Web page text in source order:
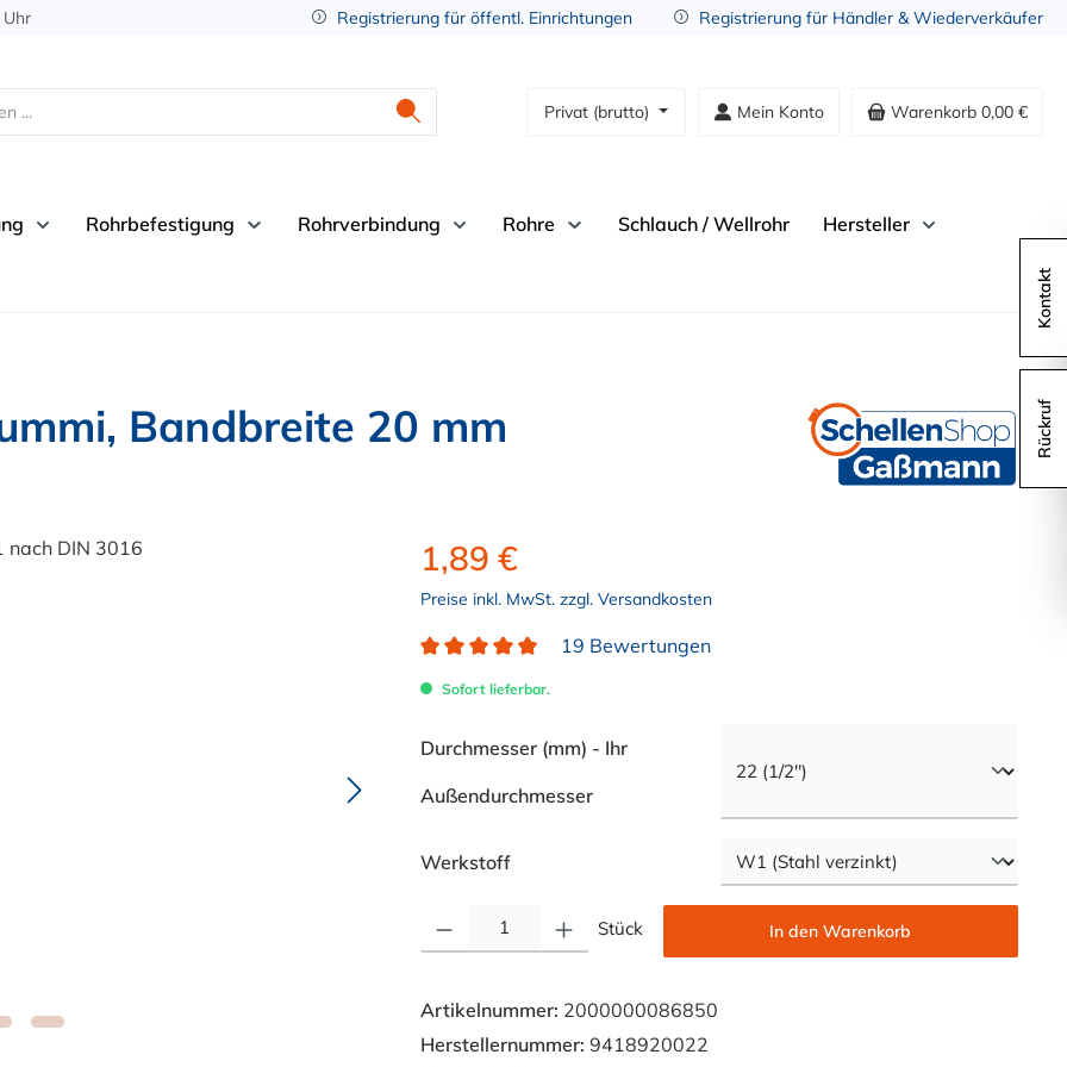
Registrierung für öffentl. Einrichtungen Registrierung für Händler & Wiederverkäufer
Privat (brutto) Mein Konto Warenkorb 0,00 €
Rohrbefestigung Rohrverbindung Rohre Schlauch / Wellrohr Hersteller
Bandbreite 20 mm
1,89 €
Preise inkl. MwSt. zzgl. Versandkosten
19 Bewertungen
Sofort lieferbar.
Durchmesser (mm) - Ihr
Außendurchmesserauswählen
Werkstoffauswählen
Stück In den Warenkorb
Artikelnummer: 2000000086850
Herstellernummer: 9418920022
Kontakt
Rückruf